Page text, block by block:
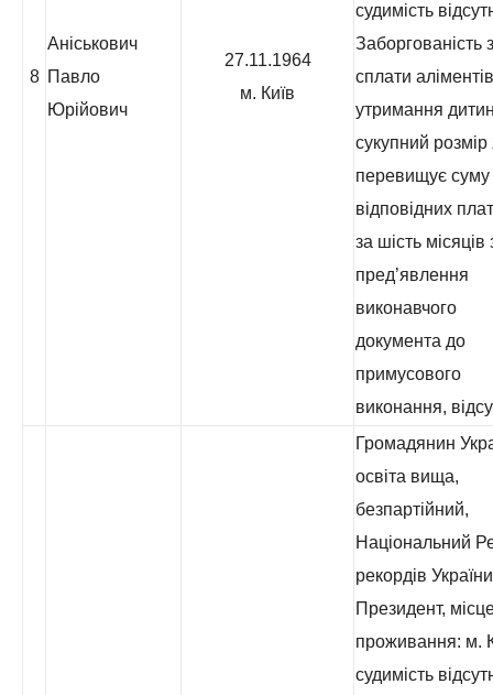
8
Аніськович
Павло
Юрійович
27.11.1964
м. Київ
судимість
Заборгованість
сплати
утримання
сукупний розмір
перевищує суму
відповідних
за шість місяців
пред’явлення
виконавчого
документа до
примусового
виконання,
Громадянин
освіта вища,
безпартійний,
Національний
рекордів
Президент,
проживання: м.
судимість